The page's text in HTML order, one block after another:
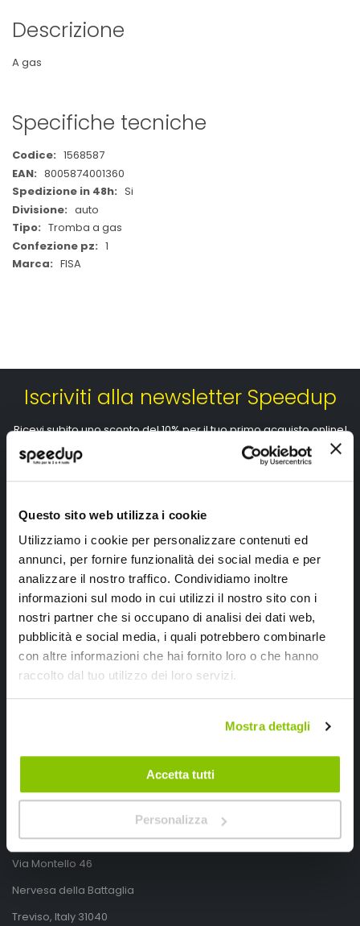
Questo sito web utilizza i cookie
Utilizziamo i cookie per personalizzare contenuti ed
annunci, per fornire funzionalità dei social media e per
analizzare il nostro traffico. Condividiamo inoltre
informazioni sul modo in cui utilizzi il nostro sito con i
nostri partner che si occupano di analisi dei dati web,
pubblicità e social media, i quali potrebbero combinarle
con altre informazioni che hai fornito loro o che hanno
raccolto dal tuo utilizzo dei loro servizi.
Mostra dettagli
Accetta tutti
Personalizza
Descrizione
A gas
Specifiche tecniche
Maggiori
Informazioni
1568587
8005874001360
Si
auto
Tromba a gas
1
FISA
Iscriviti alla newsletter Speedup
Ricevi subito uno sconto del 10% per il tuo primo acquisto online!
Ho letto e accettato il documentoprivacy policy
Iscrivimi
Segui SPEEDUP.IT
Via Montello 46
Nervesa della Battaglia
Treviso, Italy 31040